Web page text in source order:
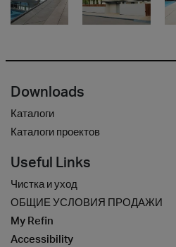
Downloads
Каталоги
Каталоги проектов
Useful Links
Чистка и уход
ОБЩИЕ УСЛОВИЯ ПРОДАЖИ
My Refin
Accessibility